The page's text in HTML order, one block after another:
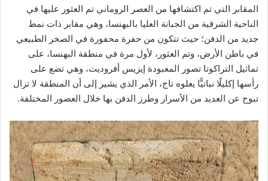
المقابر التي تم اكتشافها من العصر الروماني تم العثور عليها في
الناحية الشرقية من الجبانة العليا بالبهنسا، وهي مقابر ذات نمط
جديد من الدفن؛ حيث تتكون من حفرة محفورة في الصخر الطبيعي
في باطن الأرض، وتم العثور، لأول مرة في منطقة البهنسا، على
تماثيل التراكوتا تصور المعبودة إيزيس أفروديت، وهي تضع على
رأسها إكليلًا نباتيًّا يعلوه تاج، الأمر الذي يشير إلى أن المنطقة لا تزال
تبوح عن العديد من الأسرار وطرز الدفن بها خلال العصور المختلفة.